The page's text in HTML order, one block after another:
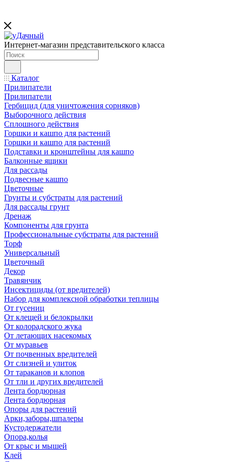
Интернет-магазин представительского класса
Каталог
Прилипатели
Прилипатели
Гербицид (для уничтожения сорняков)
Выборочного действия
Сплошного действия
Горшки и кашпо для растений
Горшки и кашпо для растений
Подставки и кронштейны для кашпо
Балконные ящики
Для рассады
Подвесные кашпо
Цветочные
Грунты и субстраты для растений
Для рассады грунт
Дренаж
Компоненты для грунта
Профессиональные субстраты для растений
Торф
Универсальный
Цветочный
Декор
Травянчик
Инсектициды (от вредителей)
Набор для комплексной обработки теплицы
От гусениц
От клещей и белокрылки
От колорадского жука
От летающих насекомых
От муравьев
От почвенных вредителей
От слизней и улиток
От тараканов и клопов
От тли и других вредителей
Лента бордюрная
Лента бордюрная
Опоры для растений
Арки,заборы,шпалеры
Кустодержатели
Опора,колья
От крыс и мышей
Клей